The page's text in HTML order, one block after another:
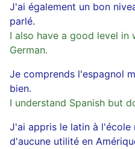
J'ai également un bon
parlé.
I also have a good level in
German.
Je comprends l'espagnol
bien.
I understand Spanish but
J'ai appris le latin à l'école
d'aucune utilité en